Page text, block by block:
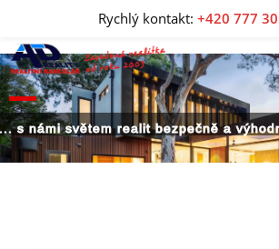
s námi světem realit bezpečně a
Rychlý kontakt: +420 777